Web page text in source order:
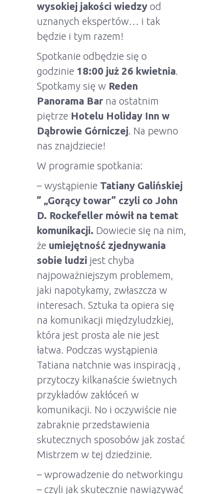
wysokiej jakości wiedzy od
uznanych ekspertów… i tak
będzie i tym razem!
Spotkanie odbędzie się o
godzinie 18:00 już 26 kwietnia.
Spotkamy się w Reden
Panorama Bar na ostatnim
piętrze Hotelu Holiday Inn w
Dąbrowie Górniczej. Na pewno
nas znajdziecie!
W programie spotkania:
– wystąpienie Tatiany Galińskiej
” „Gorący towar” czyli co John
D. Rockefeller mówił na temat
komunikacji. Dowiecie się na nim,
że umiejętność zjednywania
sobie ludzi jest chyba
najpoważniejszym problemem,
jaki napotykamy, zwłaszcza w
interesach. Sztuka ta opiera się
na komunikacji międzyludzkiej,
która jest prosta ale nie jest
łatwa. Podczas wystąpienia
Tatiana natchnie was inspiracją ,
przytoczy kilkanaście świetnych
przykładów zakłóceń w
komunikacji. No i oczywiście nie
zabraknie przedstawienia
skutecznych sposobów jak zostać
Mistrzem w tej dziedzinie.
– wprowadzenie do networkingu
– czyli jak skutecznie nawiązywać